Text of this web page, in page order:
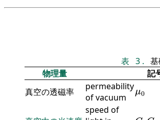
表 3 .
物理量
記
真空の透磁率
permeability
of vacuum
μ0
μ0
speed of
C C0